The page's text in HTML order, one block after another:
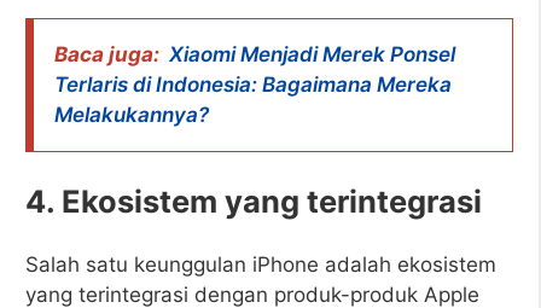
Baca juga: Xiaomi Menjadi Merek Ponsel
Terlaris di Indonesia: Bagaimana Mereka
Melakukannya?
4. Ekosistem yang terintegrasi
Salah satu keunggulan iPhone adalah ekosistem
yang terintegrasi dengan produk-produk Apple